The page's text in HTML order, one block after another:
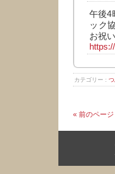
午後4
ック
お祝
カテゴリー : つ
« 前のページ